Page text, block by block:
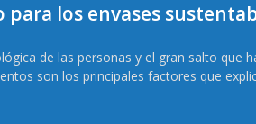
para los envases
de las personas y el gran salto que
son los principales factores que